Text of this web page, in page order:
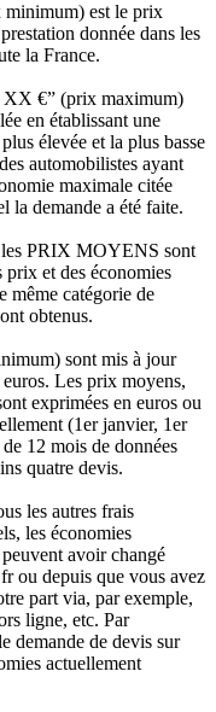
est le prix
donnée dans les
la France.
€” (prix maximum)
en établissant une
élevée et la plus basse
automobilistes ayant
maximale citée
la demande a été faite.
PRIX MOYENS sont
prix et des économies
même catégorie de
obtenus.
sont mis à jour
Les prix moyens,
exprimées en euros ou
(1er janvier, 1er
12 mois de données
quatre devis.
les autres frais
les économies
avoir changé
ou depuis que vous avez
part via, par exemple,
ligne, etc. Par
demande de devis sur
actuellement